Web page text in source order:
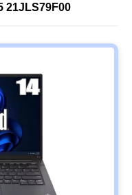
21JLS79F00